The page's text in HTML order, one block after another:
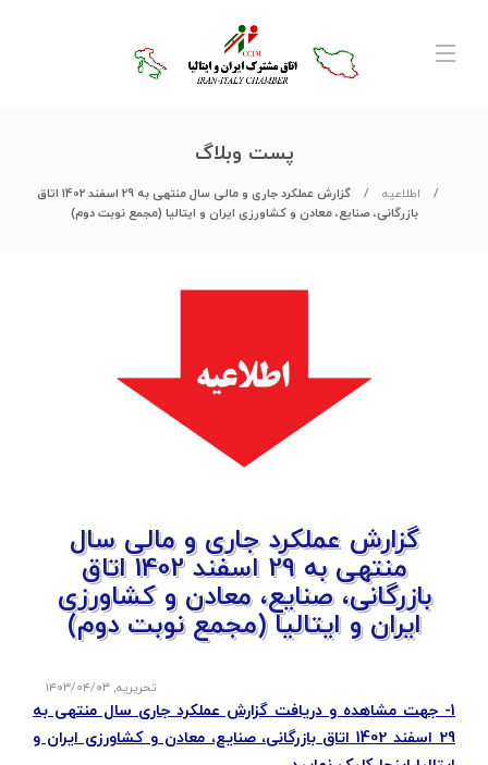
پست وبلاگ
اطلاعیه
گزارش عملکرد جاری و مالی سال منتهی به 29 اسفند 1402 اتاق
بازرگانی، صنایع، معادن و کشاورزی ایران و ایتالیا (مجمع نوبت دوم)
گزارش عملکرد جاری و مالی سال
منتهی به 29 اسفند 1402 اتاق
بازرگانی، صنایع، معادن و کشاورزی
ایران و ایتالیا (مجمع نوبت دوم)
تحریریه,۱۴۰۳/۰۴/۰۳
1- جهت مشاهده و دریافت گزارش عملکرد جاری سال منتهی به
29 اسفند 1402 اتاق بازرگانی، صنایع، معادن و کشاورزی ایران و